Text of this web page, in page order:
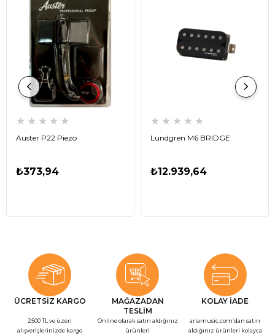
★ ★ ★ ★ ★
Auster P22 Piezo
₺373,94
★ ★ ★ ★ ★
Lundgren M6 BRIDGE
₺12.939,64
ÜCRETSİZ KARGO
2500 TL ve üzeri
alışverişlerinizde kargo
MAĞAZADAN
TESLİM
Online olarak satın aldığınız
ürünleri
KOLAY İADE
ariamusic.com’dan satın
aldığınız ürünleri kolayca